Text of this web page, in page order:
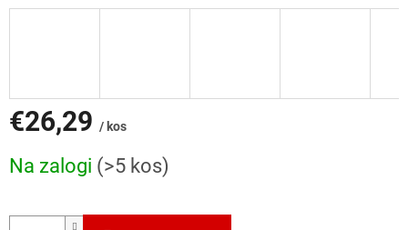
€26,29 / kos
mere:
Na zalogi (>5 kos)